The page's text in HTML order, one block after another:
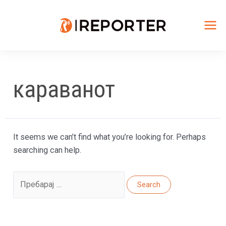
караванот
It seems we can’t find what you’re looking for. Perhaps
searching can help.